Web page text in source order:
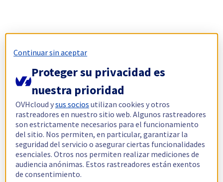
Continuar sin aceptar
Proteger su privacidad es
nuestra prioridad
OVHcloud ysus socios utilizan cookies y otros
rastreadores en nuestro sitio web. Algunos rastreadores
son estrictamente necesarios para el funcionamiento
del sitio. Nos permiten, en particular, garantizar la
seguridad del servicio o asegurar ciertas funcionalidades
esenciales. Otros nos permiten realizar mediciones de
audiencia anónimas. Estos rastreadores están exentos
de consentimiento.